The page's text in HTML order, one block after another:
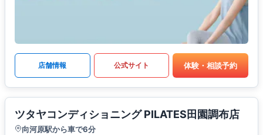
店舗情報 公式サイト 体験・相談予約
ツタヤコンディショニング PILATES田園調布店
向河原駅から車で6分